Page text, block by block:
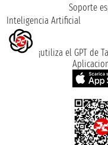
Soporte
Inteligencia Artificial
¡utiliza el GPT de